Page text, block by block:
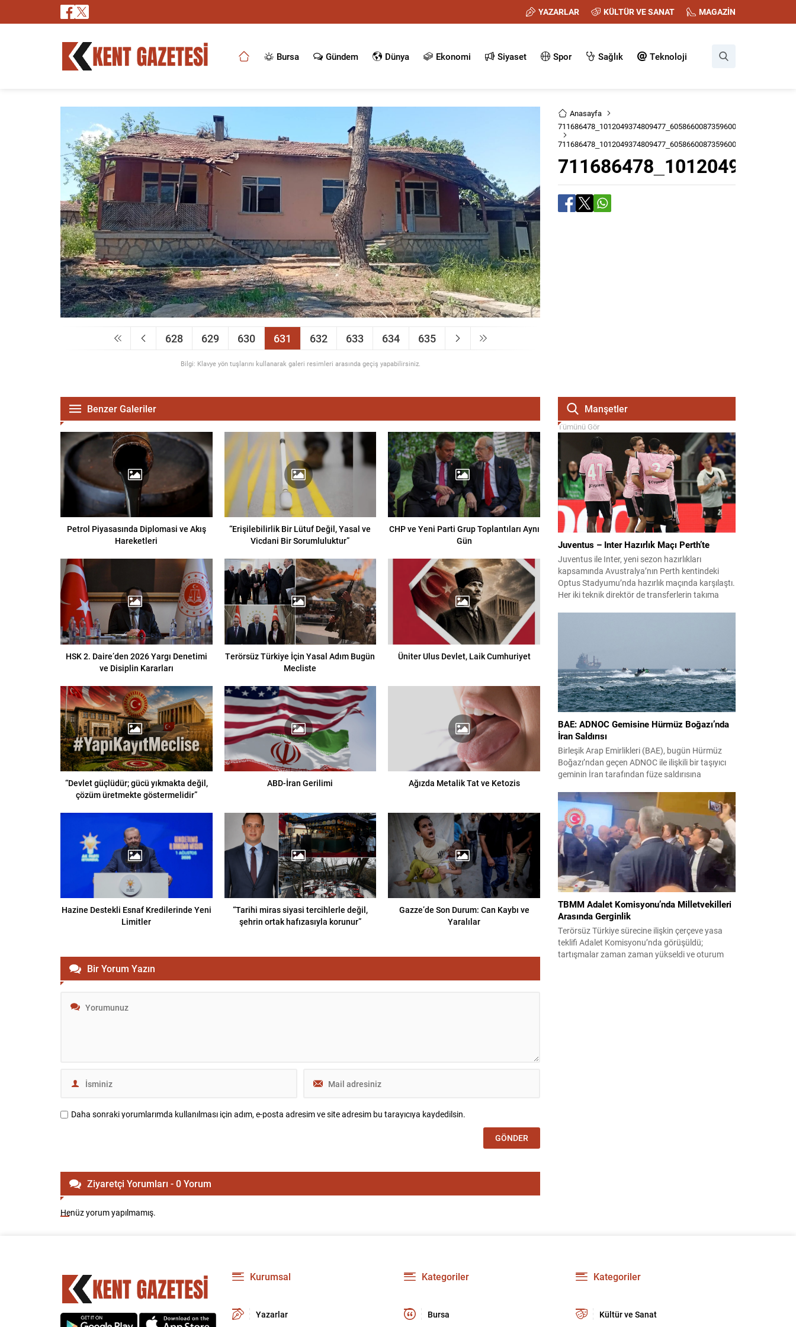
YAZARLAR KÜLTÜR VE SANAT MAGAZİN
Bursa Gündem Dünya Ekonomi Siyaset Spor Sağlık Teknoloji
628 629 630 631 632 633 634 635
Bilgi: Klavye yön tuşlarını kullanarak galeri resimleri arasında geçiş yapabilirsiniz.
Anasayfa
711686478_1012049374809477_6058660087359600053_n
711686478_1012049374809477_6058660087359600053_n
Benzer Galeriler
Petrol Piyasasında Diplomasi ve Akış
Hareketleri
“Erişilebilirlik Bir Lütuf Değil, Yasal ve
Vicdani Bir Sorumluluktur”
CHP ve Yeni Parti Grup Toplantıları Aynı
Gün
HSK 2. Daire’den 2026 Yargı Denetimi
ve Disiplin Kararları
Terörsüz Türkiye İçin Yasal Adım Bugün
Mecliste
Üniter Ulus Devlet, Laik Cumhuriyet
“Devlet güçlüdür; gücü yıkmakta değil,
çözüm üretmekte göstermelidir”
ABD-İran Gerilimi Ağızda Metalik Tat ve Ketozis
Hazine Destekli Esnaf Kredilerinde Yeni
Limitler
“Tarihi miras siyasi tercihlerle değil,
şehrin ortak hafızasıyla korunur”
Gazze’de Son Durum: Can Kaybı ve
Yaralılar
Bir Yorum Yazın
Daha sonraki yorumlarımda kullanılması için adım, e-posta adresim ve site adresim bu tarayıcıya kaydedilsin.
Ziyaretçi Yorumları - 0 Yorum
Henüz yorum yapılmamış.
Manşetler
Tümünü Gör
Juventus – Inter Hazırlık Maçı Perth’te
Juventus ile Inter, yeni sezon hazırlıkları
kapsamında Avustralya’nın Perth kentindeki
Optus Stadyumu’nda hazırlık maçında karşılaştı.
Her iki teknik direktör de transferlerin takıma
Yıldız ilk 11’de görev alırken,...
BAE: ADNOC Gemisine Hürmüz Boğazı’nda
İran Saldırısı
Birleşik Arap Emirlikleri (BAE), bugün Hürmüz
Boğazı’ndan geçen ADNOC ile ilişkili bir taşıyıcı
geminin İran tarafından füze saldırısına
alındığını bildirirken saldırıyı kınadı ve Tahran’ı
korsanlıkla suçladı. WAM ajansının aktardığı ilk
açıklamada, ADNOC’a ait bir geminin sabah
saatlerinde hedef alındığı belirtildi; ilerleyen
dakikalarda ise BAE...
TBMM Adalet Komisyonu’nda Milletvekilleri
Arasında Gerginlik
Terörsüz Türkiye sürecine ilişkin çerçeve yasa
teklifi Adalet Komisyonu’nda görüşüldü;
tartışmalar zaman zaman yükseldi ve oturum
Kurumsal
Yazarlar
Kategoriler
Bursa
Kategoriler
Kültür ve Sanat